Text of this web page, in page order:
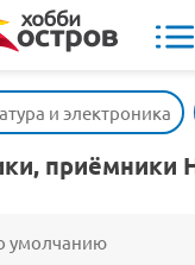
и электроника
приёмники
умолчанию